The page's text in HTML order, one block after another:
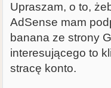
Upraszam, o to,
AdSense mam
banana ze strony
interesującego to
stracę konto.